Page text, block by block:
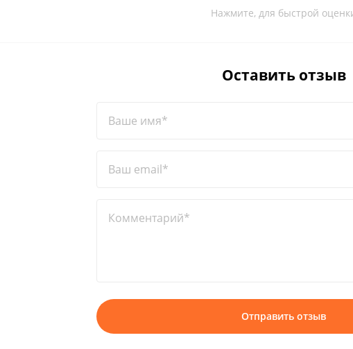
Нажмите, для быстрой
Оставить отзыв
Ваше имя*
Ваш email*
Комментарий*
Отправить отзыв